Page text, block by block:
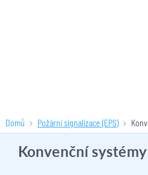
Domů Požární signalizace (EPS)
Konvenční systémy